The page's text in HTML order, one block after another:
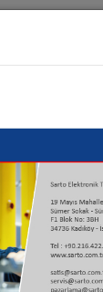
Çözümler
Cell'leri
Load Cell